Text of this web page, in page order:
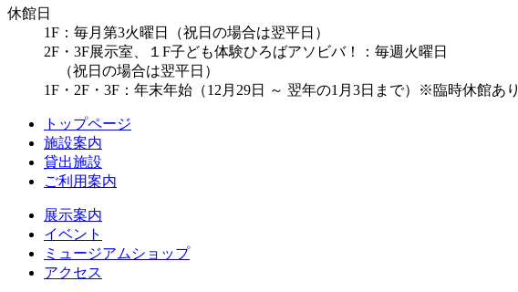
休館日
1F：毎月第3火曜日（祝日の場合は翌平日）
2F・3F展示室、１F子ども体験ひろばアソビバ！：毎週火曜日
（祝日の場合は翌平日）
1F・2F・3F：年末年始（12月29日 ～ 翌年の1月3日まで）※臨時休館あり
トップページ
施設案内
貸出施設
ご利用案内
展示案内
イベント
ミュージアムショップ
アクセス